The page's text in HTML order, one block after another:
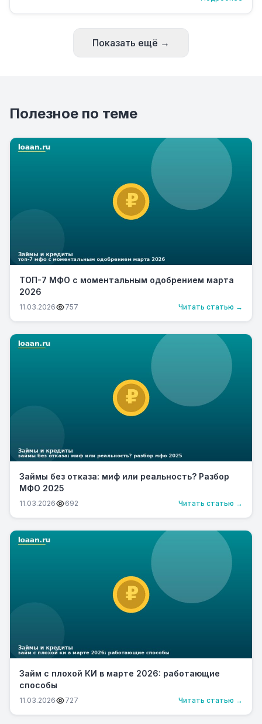
Показать ещё →
Полезное по теме
ТОП-7 МФО с моментальным одобрением марта
2026
11.03.2026 757 Читать статью →
Займы без отказа: миф или реальность? Разбор
МФО 2025
11.03.2026 692 Читать статью →
Займ с плохой КИ в марте 2026: работающие
способы
11.03.2026 727 Читать статью →